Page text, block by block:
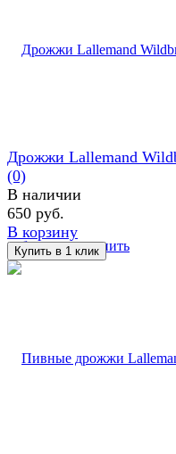
избранное сравнить
Дрожжи Lallemand
(0)
В наличии
650 руб.
В корзину